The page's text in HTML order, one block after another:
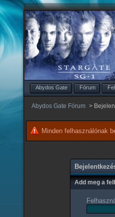
Abydos Gate Fórum
Abydos Gate Fórum >
Minden felhasználónak
Add meg a